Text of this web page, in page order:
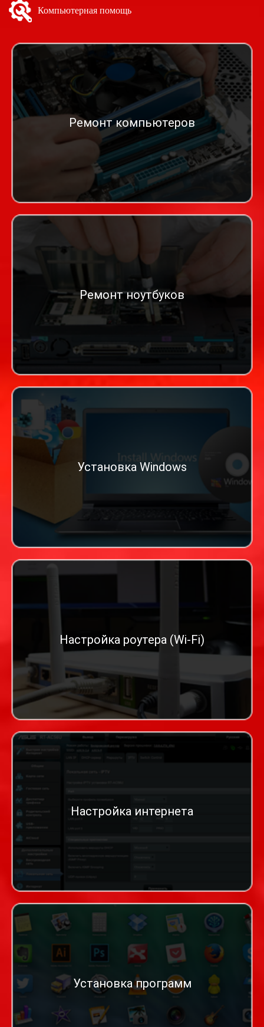
Компьютерная помощь
Ремонт компьютеров
Ремонт ноутбуков
Установка Windows
Настройка роутера (Wi-Fi)
Настройка интернета
Установка программ